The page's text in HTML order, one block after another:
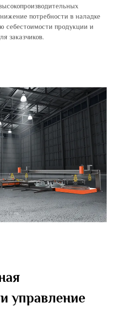
потребности в наладке
себестоимости продукции и
заказчиков.
управление